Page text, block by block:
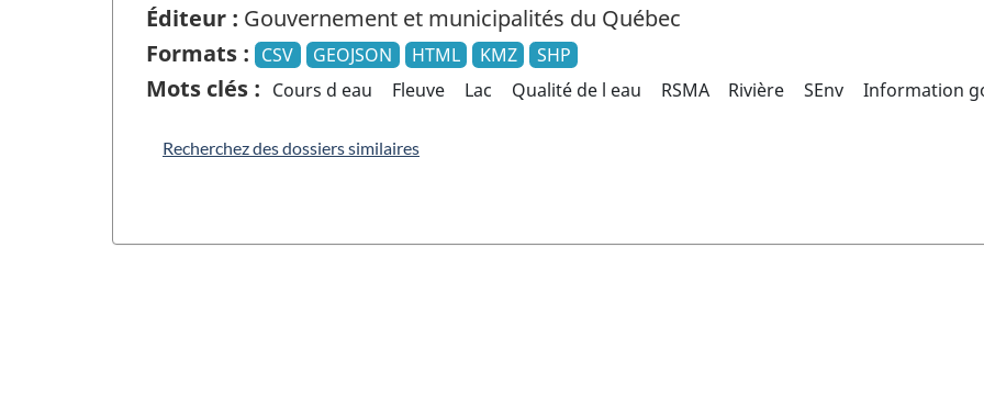
Éditeur : Gouvernement et municipalités du Québec
Formats : CSV GEOJSON HTML KMZ SHP
Mots clés : Cours d eau Fleuve Lac Qualité de l eau RSMA Rivière SEnv Information
Recherchez des dossiers similaires